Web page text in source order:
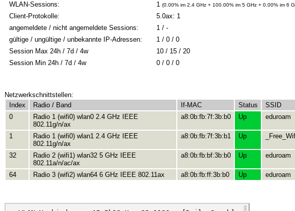
WLAN-Sessions:
1 (0.00% im 2.4 GHz + 100.00% im 5 GHz + 0.00% im 6
Client-Protokolle:
5.0ax: 1
angemeldete / nicht angemeldete Sessions:
1 / -
gültige / ungültige / unbekannte IP-Adressen:
1 / 0 / 0
Session Max 24h / 7d / 4w
10 / 15 / 20
Session Min 24h / 7d / 4w
0 / 0 / 0
Netzwerkschnittstellen:
Index
Radio / Band If-MAC Status
SSID
0
Radio 1 (wifi0) wlan0 2.4 GHz IEEE
802.11g/n/ax
a8:0b:fb:7f:3b:b0 Up eduroam
1
Radio 1 (wifi0) wlan1 2.4 GHz IEEE
802.11g/n/ax
a8:0b:fb:7f:3b:b1 Up
32
Radio 2 (wifi1) wlan32 5 GHz IEEE
802.11a/n/ac/ax
a8:0b:fb:bf:3b:b0 Up eduroam
64 Radio 3 (wifi2) wlan64 6 GHz IEEE 802.11ax a8:0b:fb:ff:3b:b0 Up eduroam